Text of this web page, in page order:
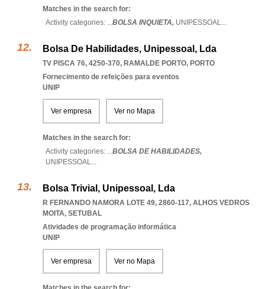
Matches in the search for:
Activity categories: ...BOLSA INQUIETA, UNIPESSOAL...
Bolsa De Habilidades, Unipessoal, Lda
TV PISCA 76, 4250-370, RAMALDE PORTO, PORTO
Fornecimento de refeições para eventos
UNIP
Ver empresa Ver no Mapa
Matches in the search for:
Activity categories: ...BOLSA DE HABILIDADES,
UNIPESSOAL...
Bolsa Trivial, Unipessoal, Lda
R FERNANDO NAMORA LOTE 49, 2860-117, ALHOS VEDROS
MOITA, SETUBAL
Atividades de programação informática
UNIP
Ver empresa Ver no Mapa